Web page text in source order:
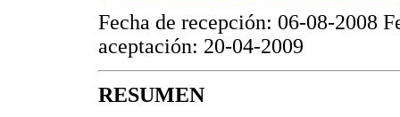
Fecha de recepción: 06-08-2008
aceptación: 20-04-2009
RESUMEN